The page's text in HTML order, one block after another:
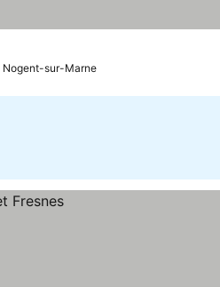
Nogent-sur-Marne